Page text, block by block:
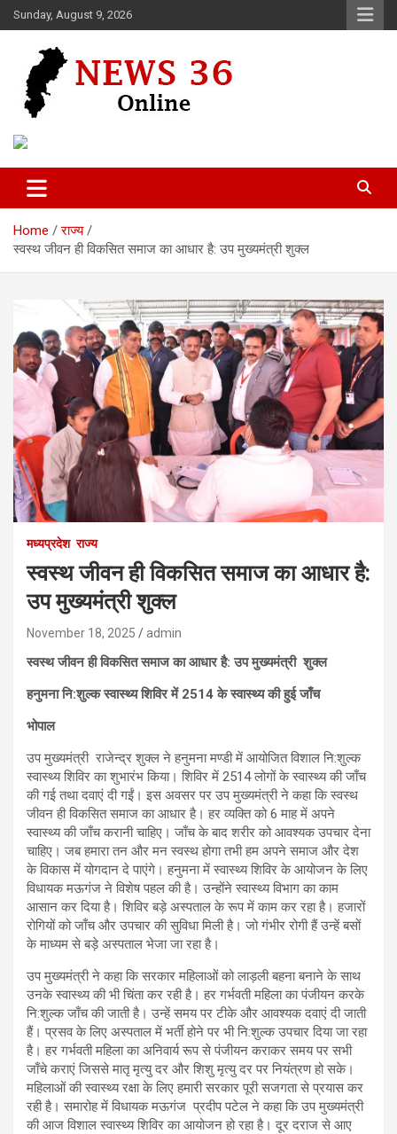
Skip
to
Sunday, August 9, 2026
News 36
Home
राज्य
स्वस्थ जीवन ही विकसित समाज का आधार है: उप मुख्यमंत्री शुक्ल
मध्यप्रदेश राज्य
स्वस्थ जीवन ही विकसित समाज का आधार है:
उप मुख्यमंत्री शुक्ल
November 18, 2025 admin
स्वस्थ जीवन ही विकसित समाज का आधार है: उप मुख्यमंत्री शुक्ल
हनुमना नि:शुल्क स्वास्थ्य शिविर में 2514 के स्वास्थ्य की हुई जाँच
भोपाल
उप मुख्यमंत्री राजेन्द्र शुक्ल ने हनुमना मण्डी में आयोजित विशाल नि:शुल्क
स्वास्थ्य शिविर का शुभारंभ किया। शिविर में 2514 लोगों के स्वास्थ्य की जाँच
की गई तथा दवाएं दी गईं। इस अवसर पर उप मुख्यमंत्री ने कहा कि स्वस्थ
जीवन ही विकसित समाज का आधार है। हर व्यक्ति को 6 माह में अपने
स्वास्थ्य की जाँच करानी चाहिए। जाँच के बाद शरीर को आवश्यक उपचार देना
चाहिए। जब हमारा तन और मन स्वस्थ होगा तभी हम अपने समाज और देश
के विकास में योगदान दे पाएंगे। हनुमना में स्वास्थ्य शिविर के आयोजन के लिए
विधायक मऊगंज ने विशेष पहल की है। उन्होंने स्वास्थ्य विभाग का काम
आसान कर दिया है। शिविर बड़े अस्पताल के रूप में काम कर रहा है। हजारों
रोगियों को जाँच और उपचार की सुविधा मिली है। जो गंभीर रोगी हैं उन्हें बसों
के माध्यम से बड़े अस्पताल भेजा जा रहा है।
उप मुख्यमंत्री ने कहा कि सरकार महिलाओं को लाड़ली बहना बनाने के साथ
उनके स्वास्थ्य की भी चिंता कर रही है। हर गर्भवती महिला का पंजीयन करके
नि:शुल्क जाँच की जाती है। उन्हें समय पर टीके और आवश्यक दवाएं दी जाती
हैं। प्रसव के लिए अस्पताल में भर्ती होने पर भी नि:शुल्क उपचार दिया जा रहा
है। हर गर्भवती महिला का अनिवार्य रूप से पंजीयन कराकर समय पर सभी
जाँचे कराएं जिससे मातृ मृत्यु दर और शिशु मृत्यु दर पर नियंत्रण हो सके।
महिलाओं की स्वास्थ्य रक्षा के लिए हमारी सरकार पूरी सजगता से प्रयास कर
रही है। समारोह में विधायक मऊगंज प्रदीप पटेल ने कहा कि उप मुख्यमंत्री
की आज विशाल स्वास्थ्य शिविर का आयोजन हो रहा है। दूर दराज से आए